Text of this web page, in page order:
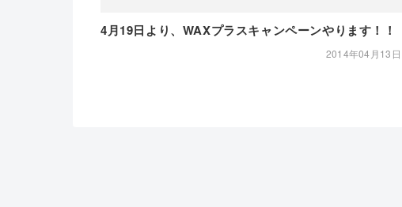
4月19日より、WAXプラスキャンペーンやります！！
2014年04月13日